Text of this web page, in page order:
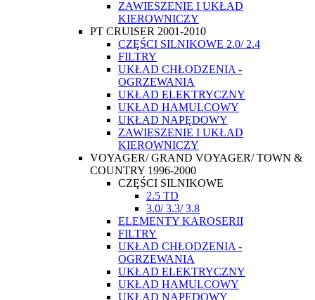
ZAWIESZENIE I UKŁAD
KIEROWNICZY
PT CRUISER 2001-2010
CZĘŚCI SILNIKOWE 2.0/ 2.4
FILTRY
UKŁAD CHŁODZENIA -
OGRZEWANIA
UKŁAD ELEKTRYCZNY
UKŁAD HAMULCOWY
UKŁAD NAPĘDOWY
ZAWIESZENIE I UKŁAD
KIEROWNICZY
VOYAGER/ GRAND VOYAGER/ TOWN &
COUNTRY 1996-2000
CZĘŚCI SILNIKOWE
2.5 TD
3.0/ 3.3/ 3.8
ELEMENTY KAROSERII
FILTRY
UKŁAD CHŁODZENIA -
OGRZEWANIA
UKŁAD ELEKTRYCZNY
UKŁAD HAMULCOWY
UKŁAD NAPĘDOWY